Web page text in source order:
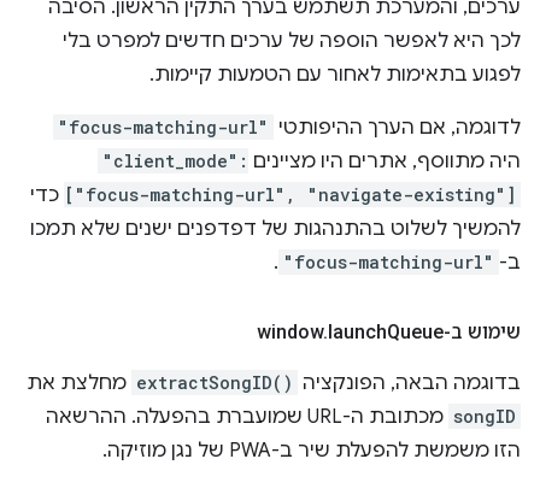
ערכים, והמערכת תשתמש בערך התקין הראשון. הסיבה
לכך היא לאפשר הוספה של ערכים חדשים למפרט בלי
לפגוע בתאימות לאחור עם הטמעות קיימות.
לדוגמה, אם הערך ההיפותטי "focus-matching-url"
היה מתווסף, אתרים היו מציינים "client_mode":
["focus-matching-url", "navigate-existing"] כדי
להמשיך לשלוט בהתנהגות של דפדפנים ישנים שלא תמכו
ב- "focus-matching-url"
.
שימוש ב-window .launchQueue
בדוגמה הבאה, הפונקציה extractSongID() מחלצת את
songID
מכתובת ה-URL שמועברת בהפעלה. ההרשאה
הזו משמשת להפעלת שיר ב-PWA של נגן מוזיקה.